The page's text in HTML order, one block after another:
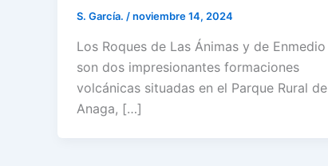
S. García. /noviembre 14, 2024
Los Roques de Las Ánimas y de Enmedio
son dos impresionantes formaciones
volcánicas situadas en el Parque Rural de
Anaga, […]